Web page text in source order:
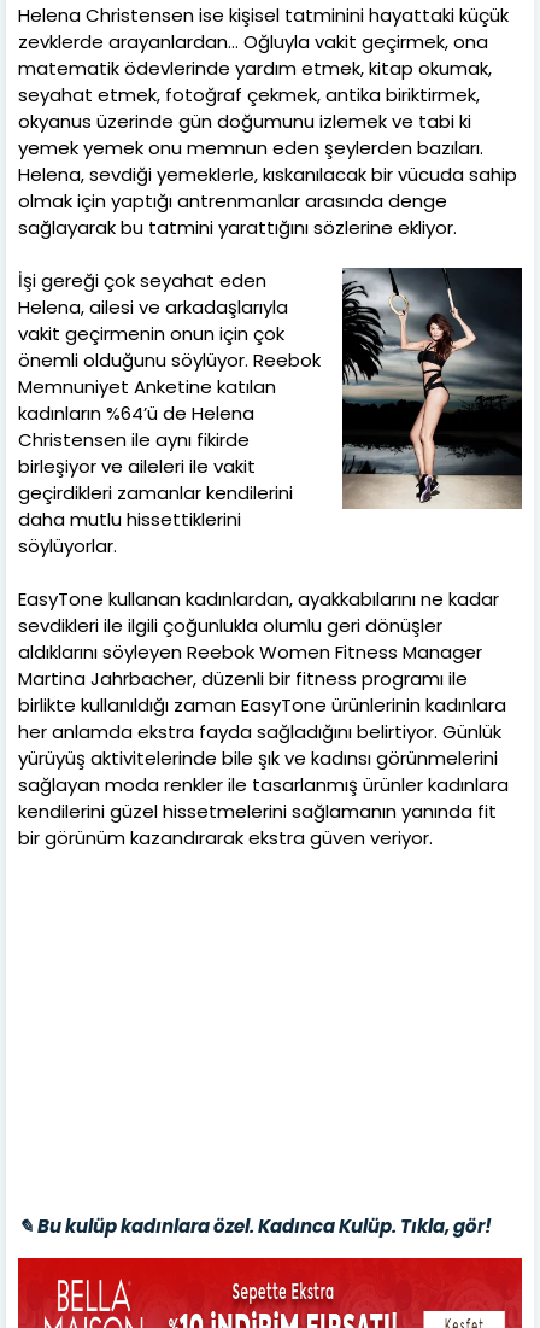
Helena Christensen ise kişisel tatminini hayattaki küçük
zevklerde arayanlardan… Oğluyla vakit geçirmek, ona
matematik ödevlerinde yardım etmek, kitap okumak,
seyahat etmek, fotoğraf çekmek, antika biriktirmek,
okyanus üzerinde gün doğumunu izlemek ve tabi ki
yemek yemek onu memnun eden şeylerden bazıları.
Helena, sevdiği yemeklerle, kıskanılacak bir vücuda sahip
olmak için yaptığı antrenmanlar arasında denge
sağlayarak bu tatmini yarattığını sözlerine ekliyor.
İşi gereği çok seyahat eden
Helena, ailesi ve arkadaşlarıyla
vakit geçirmenin onun için çok
önemli olduğunu söylüyor. Reebok
Memnuniyet Anketine katılan
kadınların %64’ü de Helena
Christensen ile aynı fikirde
birleşiyor ve aileleri ile vakit
geçirdikleri zamanlar kendilerini
daha mutlu hissettiklerini
söylüyorlar.
EasyTone kullanan kadınlardan, ayakkabılarını ne kadar
sevdikleri ile ilgili çoğunlukla olumlu geri dönüşler
aldıklarını söyleyen Reebok Women Fitness Manager
Martina Jahrbacher, düzenli bir fitness programı ile
birlikte kullanıldığı zaman EasyTone ürünlerinin kadınlara
her anlamda ekstra fayda sağladığını belirtiyor. Günlük
yürüyüş aktivitelerinde bile şık ve kadınsı görünmelerini
sağlayan moda renkler ile tasarlanmış ürünler kadınlara
kendilerini güzel hissetmelerini sağlamanın yanında fit
bir görünüm kazandırarak ekstra güven veriyor.
✎ Bu kulüp kadınlara özel. Kadınca Kulüp. Tıkla, gör!